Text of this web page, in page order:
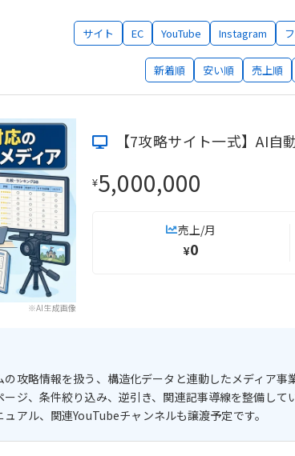
サイト EC YouTube Instagram
新着順 安い順 売上順
※AI生成画像
【7攻略サイト一式】AI
¥5,000,000
売上/月
¥0
の攻略情報を扱う、構造化データと連動したメディア
ージ、条件絞り込み、逆引き、関連記事導線を整備し
アル、関連YouTubeチャンネルも譲渡予定です。